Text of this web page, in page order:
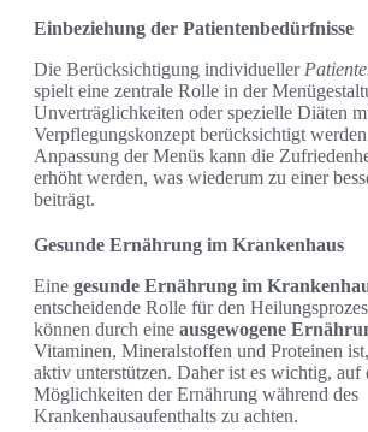
Einbeziehung der Patientenbedürfnisse
Die Berücksichtigung individueller
spielt eine zentrale Rolle in der
Unverträglichkeiten oder spezielle Diäten
Verpflegungskonzept berücksichtigt
Anpassung der Menüs kann die
erhöht werden, was wiederum zu einer
beiträgt.
Gesunde Ernährung im Krankenhaus
Eine gesunde Ernährung im
entscheidende Rolle für den
können durch eine ausgewogene
Vitaminen, Mineralstoffen und Proteinen
aktiv unterstützen. Daher ist es wichtig, auf
Möglichkeiten der Ernährung während des
Krankenhausaufenthalts zu achten.